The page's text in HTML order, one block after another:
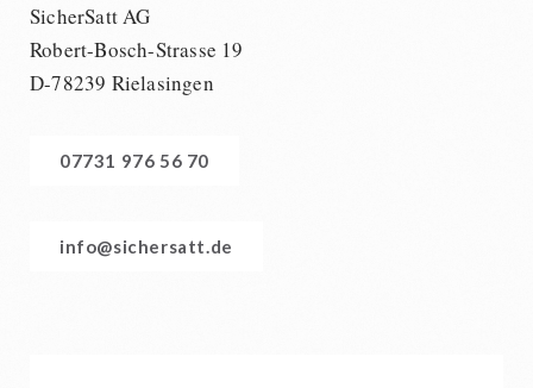
SicherSatt AG
Robert-Bosch-Strasse 19
D-78239 Rielasingen
07731 976 56 70
info@sichersatt.de